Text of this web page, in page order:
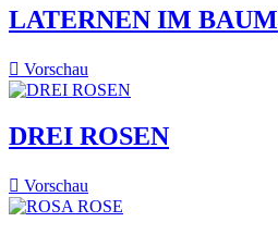
LATERNEN IM BAUM
 Vorschau
DREI ROSEN
 Vorschau